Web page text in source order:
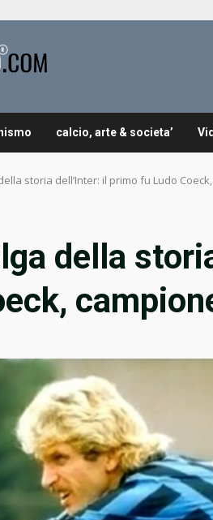
calcio, arte & societa’
storia dell’Inter: il primo fu Ludo
della